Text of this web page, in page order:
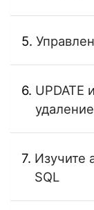
UPDATE
Изучите
SQL